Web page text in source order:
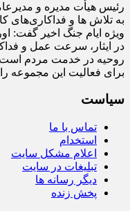
رئیس هیأت‌ مدیره و
به تلاش‌ ها و فداکاری‌های
ویژه ایام جنگ اخیر گفت:
در ایثار، سرعت‌ عمل و
روحیه در خدمت مردم
برای فعالیت این مجموعه
سیاست
تماس با ما
استخدام
اعلام مشکل سایت
تبلیغات در سایت
دیگر رسانه ها
پخش زنده